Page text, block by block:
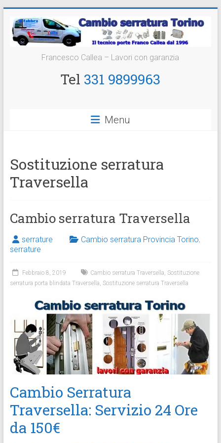
contenuto
Cambio
Serratura
Francesco Callea – Lavori con garanzia
Tel 331 9899963
Menu
Sostituzione serratura
Traversella
Cambio serratura Traversella
serrature Cambio serratura Provincia Torino,
serrature
Febbraio 8, 2019 Cambio serratura Traversella, Sostituzione
serratura porta blindata Traversella, Sostituzione serratura Traversella
Cambio Serratura
Traversella: Servizio 24 Ore
da 150€